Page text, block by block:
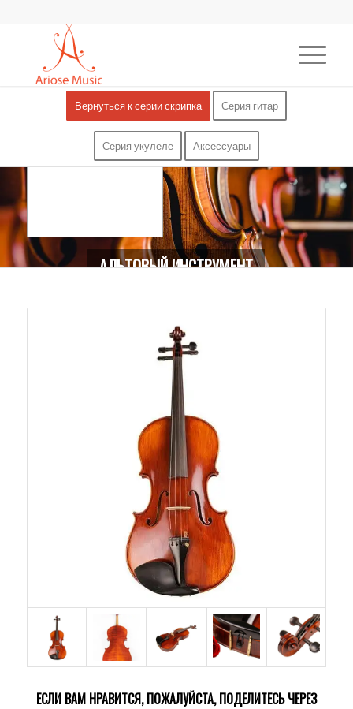
Вернуться к серии скрипка Серия гитар
Серия укулеле Аксессуары
АЛЬТОВЫЙ ИНСТРУМЕНТ
ЕСЛИ ВАМ НРАВИТСЯ, ПОЖАЛУЙСТА, ПОДЕЛИТЕСЬ ЧЕРЕЗ